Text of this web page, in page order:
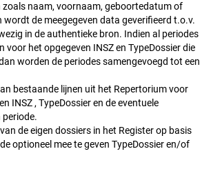
zoals naam, voornaam, geboortedatum of
wordt de meegegeven data geverifieerd t.o.v.
in de authentieke bron. Indien al periodes
voor het opgegeven INSZ en TypeDossier die
worden de periodes samengevoegd tot een
bestaande lijnen uit het Repertorium voor
INSZ , TypeDossier en de eventuele
periode.
de eigen dossiers in het Register op basis
optioneel mee te geven TypeDossier en/of